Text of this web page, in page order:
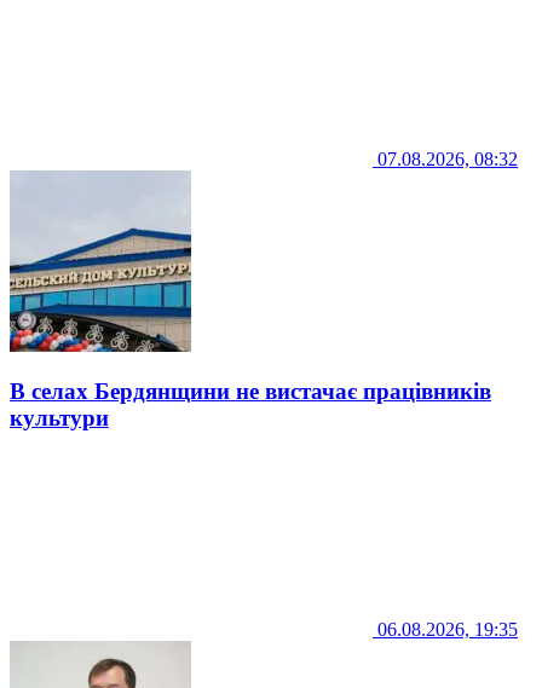
07.08.2026, 08:32
В селах Бердянщини не вистачає працівників
культури
06.08.2026, 19:35